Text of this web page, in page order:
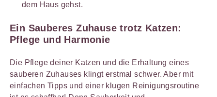
dem Haus gehst.
Ein Sauberes Zuhause trotz Katzen:
Pflege und Harmonie
Die Pflege deiner Katzen und die Erhaltung eines
sauberen Zuhauses klingt erstmal schwer. Aber mit
einfachen Tipps und einer klugen Reinigungsroutine